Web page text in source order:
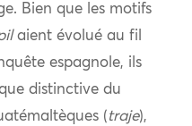
Bien que les motifs
aient évolué au fil
espagnole, ils
distinctive du
(traje),